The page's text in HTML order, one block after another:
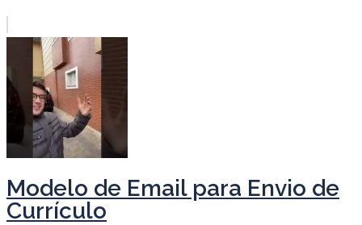
Modelo de Email para Envio de
Currículo